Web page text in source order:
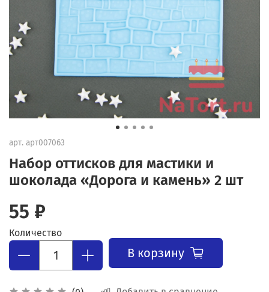
арт. арт007063
Набор оттисков для мастики и
шоколада «Дорога и камень» 2 шт
55 ₽
Количество
В корзину